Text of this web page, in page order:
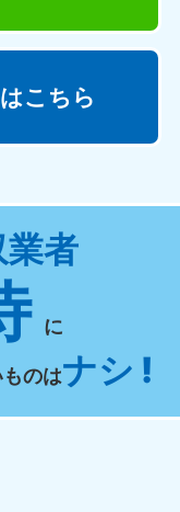
こちら
者
に
のはナシ !